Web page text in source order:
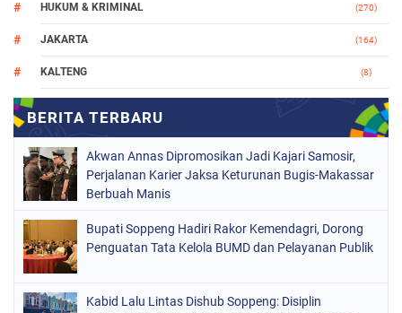
HUKUM & KRIMINAL (270)
JAKARTA (164)
KALTENG (8)
(112)
NASIONAL (966)
ORGANISASI
PERISTIWA
(226)
POLRI
SOPPENG
Akwan Annas Dipromosikan Jadi Kajari Samosir,
Perjalanan Karier Jaksa Keturunan Bugis-Makassar
Berbuah Manis
Bupati Soppeng Hadiri Rakor Kemendagri, Dorong
Penguatan Tata Kelola BUMD dan Pelayanan Publik
Kabid Lalu Lintas Dishub Soppeng: Disiplin